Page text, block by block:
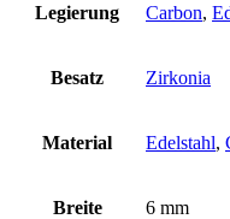
Legierung Carbon,
Besatz Zirkonia
Material Edelstahl,
Breite 6 mm